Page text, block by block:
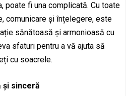
poate fi una complicată. Cu toate
comunicare și înțelegere, este
sănătoasă și armonioasă cu
sfaturi pentru a vă ajuta să
cu soacrele.
și sinceră